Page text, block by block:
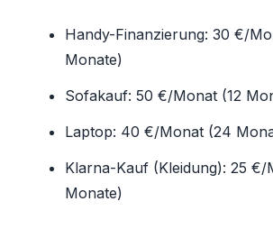
Handy-Finanzierung: 30 €/
Monate)
Sofakauf: 50 €/Monat (12
Laptop: 40 €/Monat (24
Klarna-Kauf (Kleidung): 25 €/
Monate)